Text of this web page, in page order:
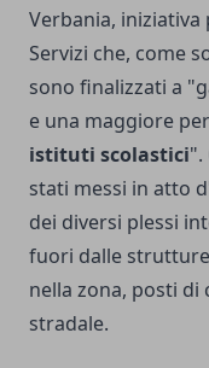
Verbania,
Servizi che, come
sono finalizzati a
e una maggiore
istituti scolastici".
stati messi in atto
dei diversi plessi
fuori dalle
nella zona, posti
stradale.